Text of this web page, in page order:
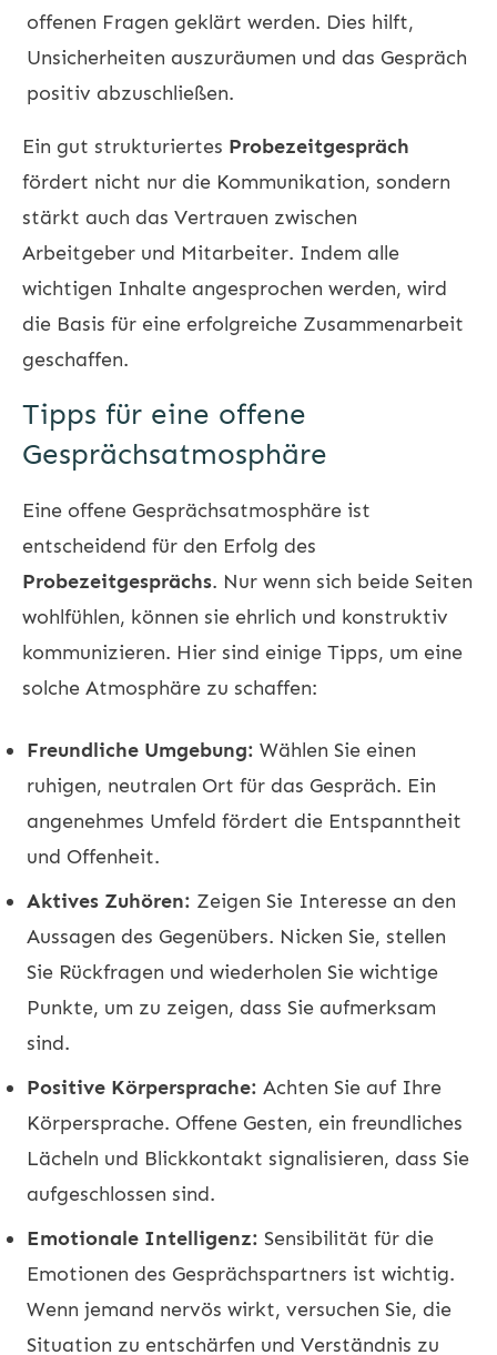
offenen Fragen geklärt werden. Dies hilft,
Unsicherheiten auszuräumen und das Gespräch
positiv abzuschließen.
Ein gut strukturiertes Probezeitgespräch
fördert nicht nur die Kommunikation, sondern
stärkt auch das Vertrauen zwischen
Arbeitgeber und Mitarbeiter. Indem alle
wichtigen Inhalte angesprochen werden, wird
die Basis für eine erfolgreiche Zusammenarbeit
geschaffen.
Tipps für eine offene
Gesprächsatmosphäre
Eine offene Gesprächsatmosphäre ist
entscheidend für den Erfolg des
Probezeitgesprächs. Nur wenn sich beide Seiten
wohlfühlen, können sie ehrlich und konstruktiv
kommunizieren. Hier sind einige Tipps, um eine
solche Atmosphäre zu schaffen:
Freundliche Umgebung: Wählen Sie einen
ruhigen, neutralen Ort für das Gespräch. Ein
angenehmes Umfeld fördert die Entspanntheit
und Offenheit.
Aktives Zuhören: Zeigen Sie Interesse an den
Aussagen des Gegenübers. Nicken Sie, stellen
Sie Rückfragen und wiederholen Sie wichtige
Punkte, um zu zeigen, dass Sie aufmerksam
sind.
Positive Körpersprache: Achten Sie auf Ihre
Körpersprache. Offene Gesten, ein freundliches
Lächeln und Blickkontakt signalisieren, dass Sie
aufgeschlossen sind.
Emotionale Intelligenz: Sensibilität für die
Emotionen des Gesprächspartners ist wichtig.
Wenn jemand nervös wirkt, versuchen Sie, die
Situation zu entschärfen und Verständnis zu